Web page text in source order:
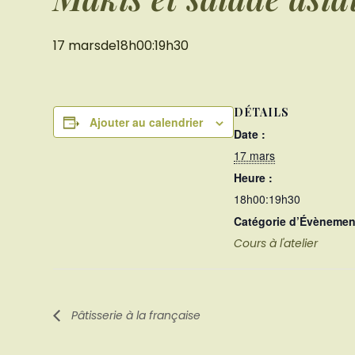
17 marsde18h00:19h30
Ajouter au calendrier
DÉTAILS
Date :
17 mars
Heure :
18h00:19h30
Catégorie
Cours à l'atelier
Pâtisserie à la française